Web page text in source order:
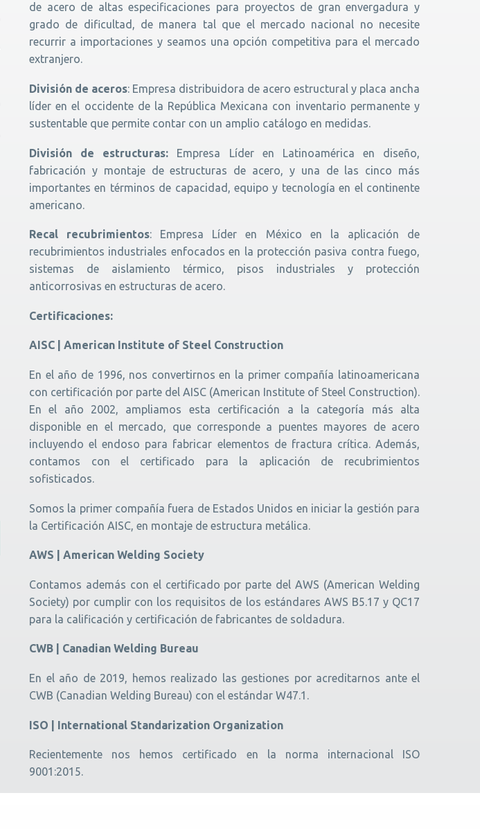
de acero de altas especificaciones para proyectos de gran envergadura y
grado de dificultad, de manera tal que el mercado nacional no necesite
recurrir a importaciones y seamos una opción competitiva para el mercado
extranjero.
División de aceros: Empresa distribuidora de acero estructural y placa ancha
líder en el occidente de la República Mexicana con inventario permanente y
sustentable que permite contar con un amplio catálogo en medidas.
División de estructuras: Empresa Líder en Latinoamérica en diseño,
fabricación y montaje de estructuras de acero, y una de las cinco más
importantes en términos de capacidad, equipo y tecnología en el continente
americano.
Recal recubrimientos: Empresa Líder en México en la aplicación de
recubrimientos industriales enfocados en la protección pasiva contra fuego,
sistemas de aislamiento térmico, pisos industriales y protección
anticorrosivas en estructuras de acero.
Certificaciones:
AISC | American Institute of Steel Construction
En el año de 1996, nos convertirnos en la primer compañía latinoamericana
con certificación por parte del AISC (American Institute of Steel Construction).
En el año 2002, ampliamos esta certificación a la categoría más alta
disponible en el mercado, que corresponde a puentes mayores de acero
incluyendo el endoso para fabricar elementos de fractura crítica. Además,
contamos con el certificado para la aplicación de recubrimientos
sofisticados.
Somos la primer compañía fuera de Estados Unidos en iniciar la gestión para
la Certificación AISC, en montaje de estructura metálica.
AWS | American Welding Society
Contamos además con el certificado por parte del AWS (American Welding
Society) por cumplir con los requisitos de los estándares AWS B5.17 y QC17
para la calificación y certificación de fabricantes de soldadura.
CWB | Canadian Welding Bureau
En el año de 2019, hemos realizado las gestiones por acreditarnos ante el
CWB (Canadian Welding Bureau) con el estándar W47.1.
ISO | International Standarization Organization
Recientemente nos hemos certificado en la norma internacional ISO
9001:2015.